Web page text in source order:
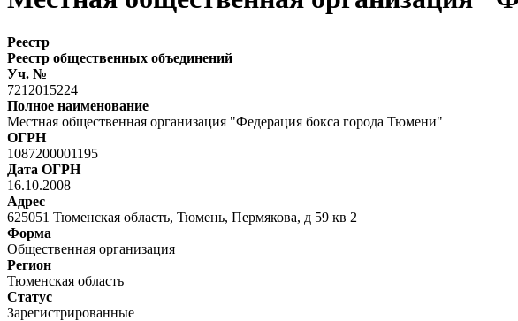
Реестр
Реестр общественных объединений
Уч. №
7212015224
Полное наименование
Местная общественная организация "Федерация бокса города Тюмени"
ОГРН
1087200001195
Дата ОГРН
16.10.2008
Адрес
625051 Тюменская область, Тюмень, Пермякова, д 59 кв 2
Форма
Общественная организация
Регион
Тюменская область
Статус
Зарегистрированные